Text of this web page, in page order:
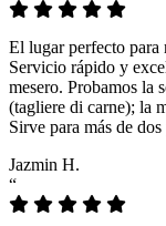
El lugar perfecto para
Servicio rápido y
mesero. Probamos la
(tagliere di carne); la
Sirve para más de dos
Jazmin H.
“